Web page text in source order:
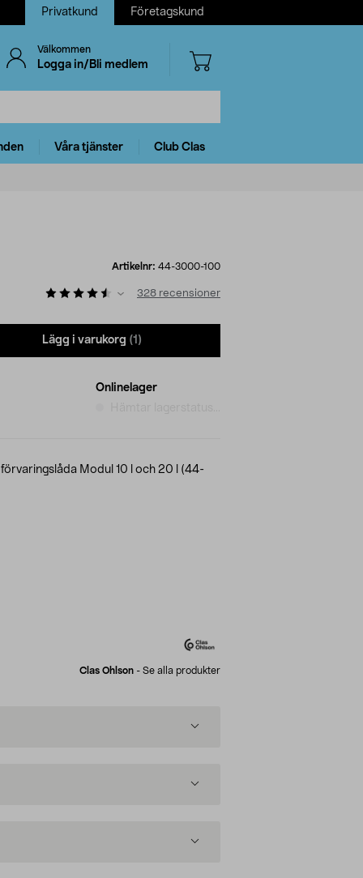
Privatkund Företagskund
Välkommen
Logga in/Bli medlem
Våra tjänster Club Clas
Artikelnr: 44-3000-100
328 recensioner
Lägg i varukorg (1)
Onlinelager
Modul 10 l och 20 l (44-
Clas Ohlson - Se alla produkter